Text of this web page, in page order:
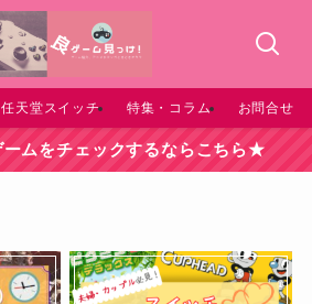
任天堂スイッチ 特集・コラム お問合せ
ムをチェックするならこちら★